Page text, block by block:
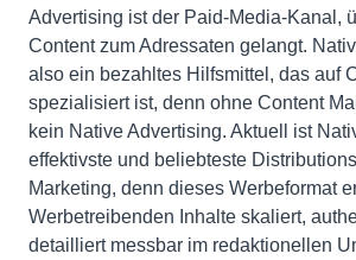
Advertising ist der Paid-Media-Kanal,
Content zum Adressaten gelangt.
also ein bezahltes Hilfsmittel, das auf
spezialisiert ist, denn ohne Content
kein Native Advertising. Aktuell ist
effektivste und beliebteste
Marketing, denn dieses Werbeformat
Werbetreibenden Inhalte skaliert,
detailliert messbar im redaktionellen